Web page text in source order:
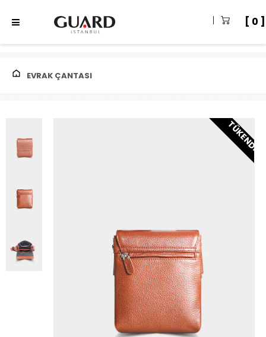
0
EVRAK ÇANTASI
TÜKENDI